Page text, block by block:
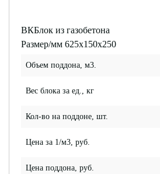
ВКБлок из газобетона
Размер/мм 625x150x250
Объем поддона, м3.
Вес блока за ед., кг
Кол-во на поддоне, шт.
Цена за 1/м3, руб.
Цена поддона, руб.